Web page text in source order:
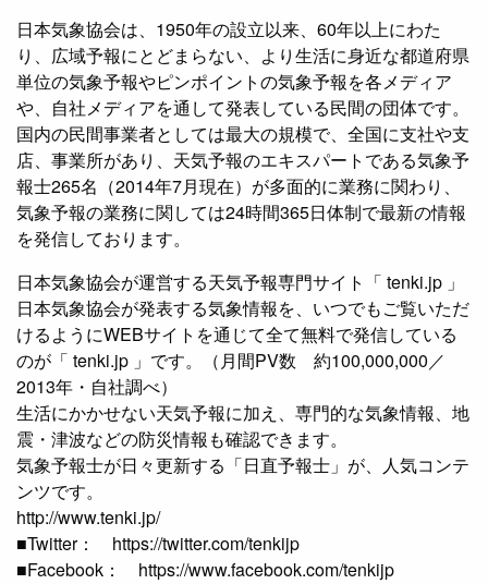
日本気象協会は、1950年の設立以来、60年以上にわた
り、広域予報にとどまらない、より生活に身近な都道府県
単位の気象予報やピンポイントの気象予報を各メディア
や、自社メディアを通して発表している民間の団体です。
国内の民間事業者としては最大の規模で、全国に支社や支
店、事業所があり、天気予報のエキスパートである気象予
報士265名（2014年7月現在）が多面的に業務に関わり、
気象予報の業務に関しては24時間365日体制で最新の情報
を発信しております。
日本気象協会が運営する天気予報専門サイト「 tenki.jp 」
日本気象協会が発表する気象情報を、いつでもご覧いただ
けるようにWEBサイトを通じて全て無料で発信している
のが「 tenki.jp 」です。（月間PV数 約100,000,000／
2013年・自社調べ）
生活にかかせない天気予報に加え、専門的な気象情報、地
震・津波などの防災情報も確認できます。
気象予報士が日々更新する「日直予報士」が、人気コンテ
ンツです。
http://www.tenki.jp/
■Twitter： https://twitter.com/tenkijp
■Facebook： https://www.facebook.com/tenkijp